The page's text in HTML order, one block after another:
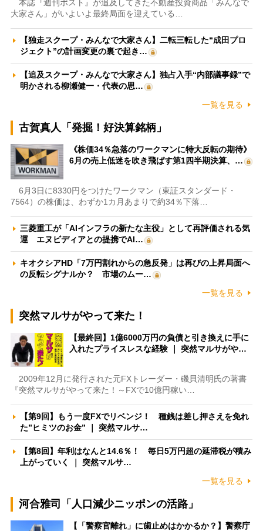
本誌『週刊ポスト』が追及してきた不動産投資商品「みんなで
大家さん」がいよいよ最終局面を迎えている…
【独走スクープ・みんなで大家さん】二転三転した“成田プロ
ジェクト”の計画変更の裏で起き…
【追及スクープ・みんなで大家さん】独占入手“内部議事録”で
明かされる柳瀬健一・代表の思…
一覧を見る
古賀真人「発掘！好決算銘柄」
《株価34％急落のワークマンに特大反転の期待》
6月の売上低迷を吹き飛ばす第1四半期決算、…
6月3日に8330円をつけたワークマン（東証スタンダード・
7564）の株価は、わずか1カ月あまりで約34％下落…
三菱重工が「AIインフラの新たな主役」として再評価される気
運 エヌビディアとの提携でAI…
キオクシアHD「7万円割れからの急反発」は再びの上昇局面へ
の反転シグナルか？ 市場のムー…
一覧を見る
突然マルサがやって来た！
【最終回】1億6000万円の負債と引き換えに手に
入れたプライスレスな経験 ｜ 突然マルサがや…
2009年12月に発行された元FXトレーダー・磯貝清明氏の著書
『突然マルサがやって来た！～FXで10億円稼い…
【第9回】もう一度FXでリベンジ！ 種銭は差し押さえを免れ
た”ヒミツのお金” ｜ 突然マルサ…
【第8回】年利はなんと14.6％！ 毎日5万円超の延滞税が積み
上がっていく ｜ 突然マルサ…
一覧を見る
河合雅司「人口減少ニッポンの活路」
【「警察官離れ」に歯止めはかかるか？】警察庁